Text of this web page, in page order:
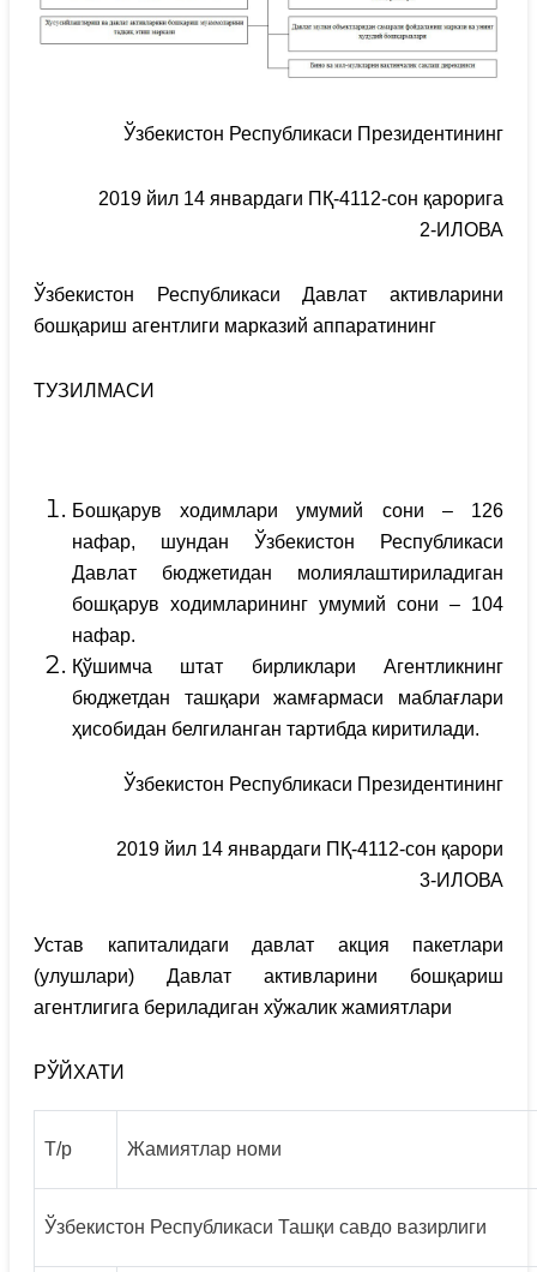
Ўзбекистон Республикаси Президентининг
2019 йил 14 январдаги ПҚ-4112-сон қарорига
2-ИЛОВА
Ўзбекистон Республикаси Давлат активларини
бошқариш агентлиги марказий аппаратининг
ТУЗИЛМАСИ
Бошқарув ходимлари умумий сони – 126
нафар, шундан Ўзбекистон Республикаси
Давлат бюджетидан молиялаштириладиган
бошқарув ходимларининг умумий сони – 104
нафар.
Қўшимча штат бирликлари Агентликнинг
бюджетдан ташқари жамғармаси маблағлари
ҳисобидан белгиланган тартибда киритилади.
Ўзбекистон Республикаси Президентининг
2019 йил 14 январдаги ПҚ-4112-сон қарори
3-ИЛОВА
Устав капиталидаги давлат акция пакетлари
(улушлари) Давлат активларини бошқариш
агентлигига бериладиган хўжалик жамиятлари
РЎЙХАТИ
Т/р Жамиятлар номи
Ўзбекистон Республикаси Ташқи савдо вазирлиги